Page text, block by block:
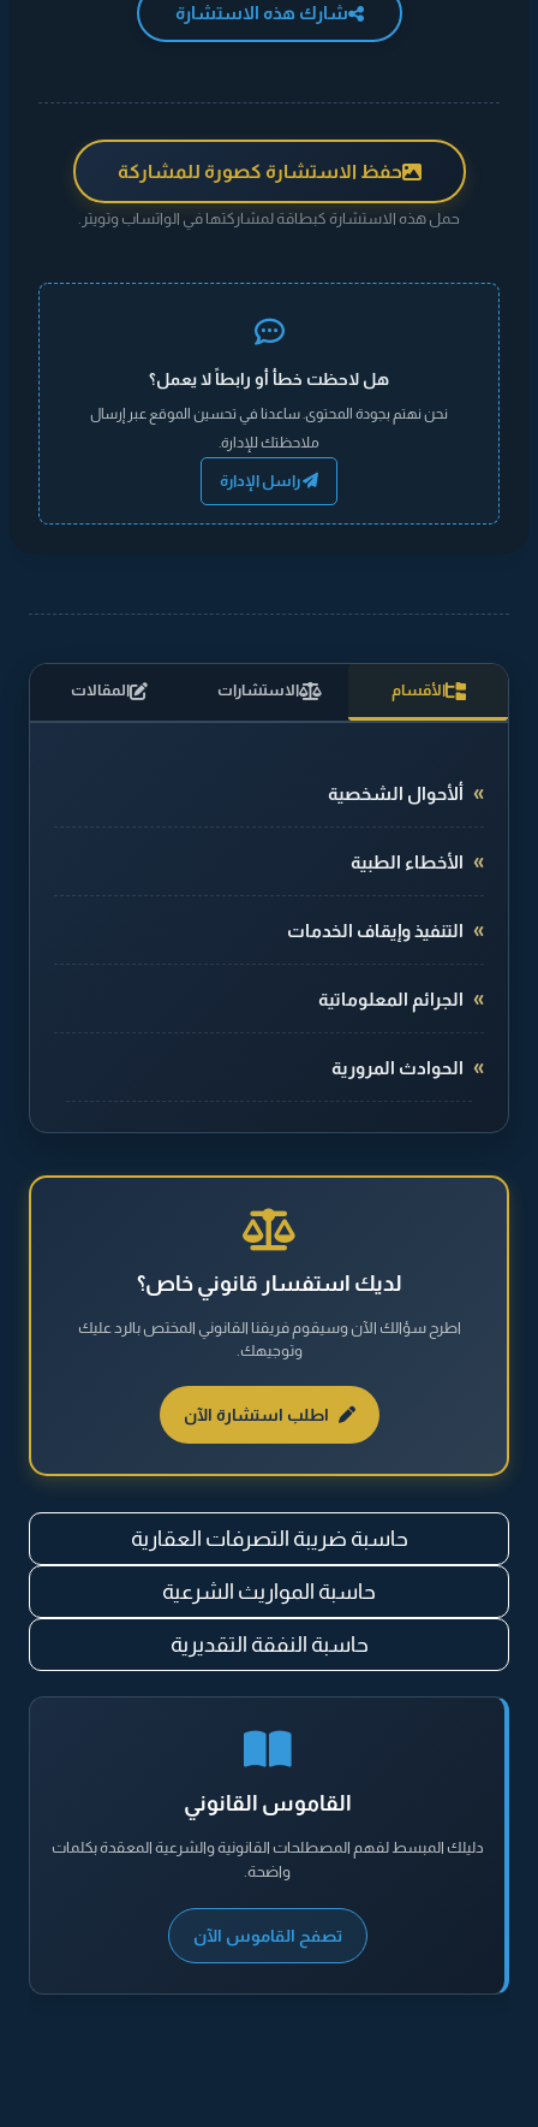
شارك هذه الاستشارة
حفظ الاستشارة كصورة للمشاركة
حمل هذه الاستشارة كبطاقة لمشاركتها في الواتساب وتويتر.
هل لاحظت خطأ أو رابطاً لا يعمل؟
نحن نهتم بجودة المحتوى. ساعدنا في تحسين الموقع عبر إرسال
ملاحظتك للإدارة.
راسل الإدارة
الأقسام الاستشارات المقالات
ألأحوال الشخصية
الأخطاء الطبية
التنفيذ وإيقاف الخدمات
الجرائم المعلوماتية
الحوادث المرورية
الطلاق والخلع
القضايا العقارية
القضايا العمالية
القضايا المالية
نظام مكافحة المخدرات والمؤثرات العقلية
لديك استفسار قانوني خاص؟
اطرح سؤالك الآن وسيقوم فريقنا القانوني المختص بالرد عليك
وتوجيهك.
اطلب استشارة الآن
حاسبة ضريبة التصرفات العقارية
حاسبة المواريث الشرعية
حاسبة النفقة التقديرية
القاموس القانوني
دليلك المبسط لفهم المصطلحات القانونية والشرعية المعقدة بكلمات
واضحة.
تصفح القاموس الآن